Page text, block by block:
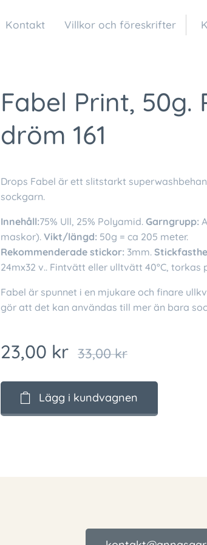
Kontakt Villkor och föreskrifter
Fabel Print, 50g.
dröm 161
Drops Fabel är ett slitstarkt
sockgarn.
Innehåll:75% Ull, 25% Polyamid. Garngrupp:
maskor). Vikt/längd: 50g = ca 205 meter.
Rekommenderade stickor: 3mm.
24mx32 v.. Fintvätt eller ulltvätt 40°C, torkas
Fabel är spunnet i en mjukare och finare
gör att det kan användas till mer än bara
23,00 kr 33,00kr
Lägg i kundvagnen